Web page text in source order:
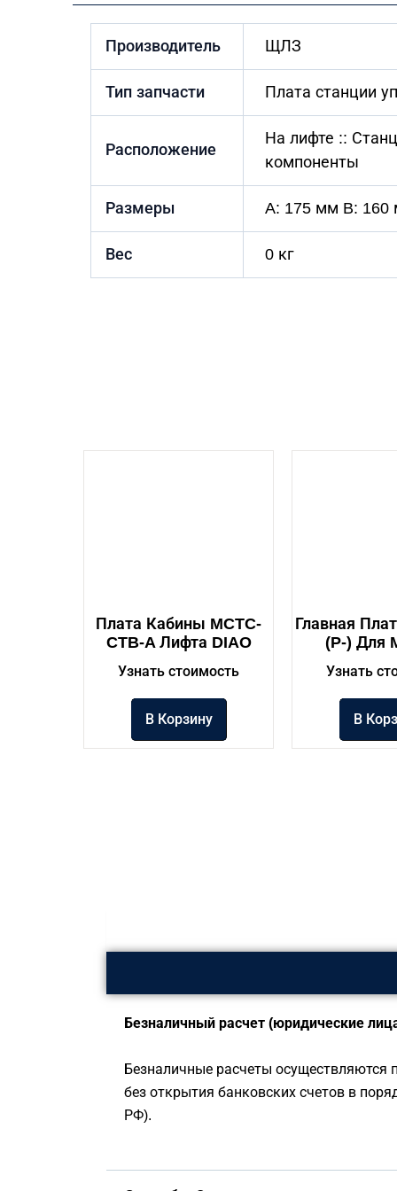
Производитель ЩЛЗ
Тип запчасти Плата станции
Расположение
На лифте ::
компоненты
Размеры A: 175 мм B:
Вес 0 кг
Плата Кабины MCTC-
CTB-A Лифта DIAO
Узнать стоимость
В Корзину
Главная
(P-) Для
Узнать
В
Безналичный расчет (юридические
Безналичные расчеты
без открытия банковских счетов в
РФ).